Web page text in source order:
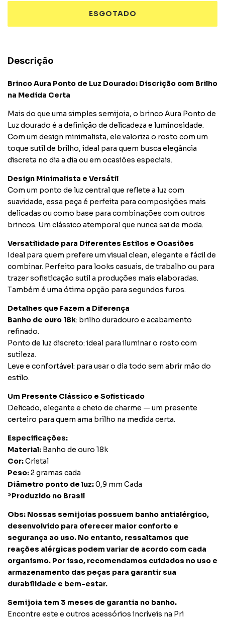
Descrição
Brinco Aura Ponto de Luz Dourado: Discrição com Brilho
na Medida Certa
Mais do que uma simples semijoia, o brinco Aura Ponto de
Luz dourado é a definição de delicadeza e luminosidade.
Com um design minimalista, ele valoriza o rosto com um
toque sutil de brilho, ideal para quem busca elegância
discreta no dia a dia ou em ocasiões especiais.
Design Minimalista e Versátil
Com um ponto de luz central que reflete a luz com
suavidade, essa peça é perfeita para composições mais
delicadas ou como base para combinações com outros
brincos. Um clássico atemporal que nunca sai de moda.
Versatilidade para Diferentes Estilos e Ocasiões
Ideal para quem prefere um visual clean, elegante e fácil de
combinar. Perfeito para looks casuais, de trabalho ou para
trazer sofisticação sutil a produções mais elaboradas.
Também é uma ótima opção para segundos furos.
Detalhes que Fazem a Diferença
Banho de ouro 18k: brilho duradouro e acabamento
refinado.
Ponto de luz discreto: ideal para iluminar o rosto com
sutileza.
Leve e confortável: para usar o dia todo sem abrir mão do
estilo.
Um Presente Clássico e Sofisticado
Delicado, elegante e cheio de charme — um presente
certeiro para quem ama brilho na medida certa.
Especificações:
Material: Banho de ouro 18k
Cor:Cristal
Peso:2 gramas cada
Diâmetro ponto de luz:0,9 mm Cada
*Produzido no Brasil
Obs: Nossas semijoias possuem banho antialérgico,
desenvolvido para oferecer maior conforto e
segurança ao uso. No entanto, ressaltamos que
reações alérgicas podem variar de acordo com cada
organismo. Por isso, recomendamos cuidados no uso e
armazenamento das peças para garantir sua
durabilidade e bem-estar.
Semijoia tem 3 meses de garantia no banho.
Encontre este e outros acessórios incríveis na Pri